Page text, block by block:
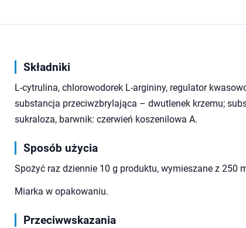
Składniki
L-cytrulina, chlorowodorek L-argininy, regulator
substancja przeciwzbrylająca – dwutlenek krzemu;
sukraloza, barwnik: czerwień koszenilowa A.
Sposób użycia
Spożyć raz dziennie 10 g produktu, wymieszane z 250
Miarka w opakowaniu.
Przeciwwskazania